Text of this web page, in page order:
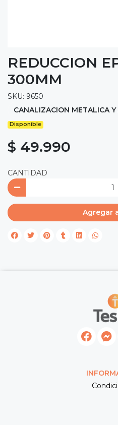
REDUCCION
300MM
SKU: 9650
CANALIZACION METALICA Y
Disponible
$ 49.990
CANTIDAD
Agregar